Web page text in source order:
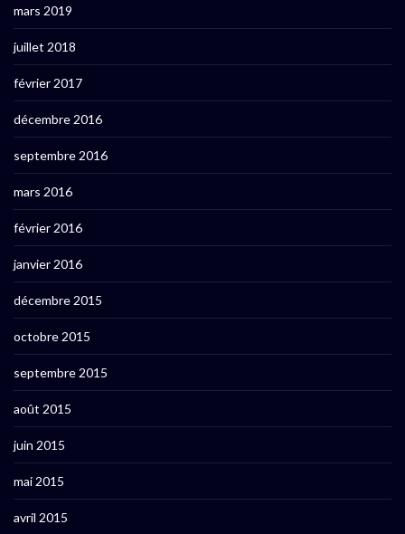
mars 2019
juillet 2018
février 2017
décembre 2016
septembre 2016
mars 2016
février 2016
janvier 2016
décembre 2015
octobre 2015
septembre 2015
août 2015
juin 2015
mai 2015
avril 2015